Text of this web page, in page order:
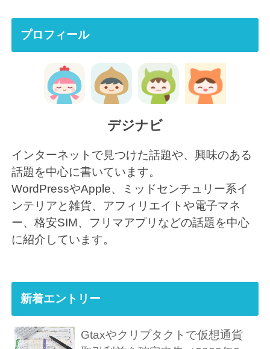
プロフィール
デジナビ
インターネットで見つけた話題や、興味のある
話題を中心に書いています。
WordPressやApple、ミッドセンチュリー系イ
ンテリアと雑貨、アフィリエイトや電子マネ
ー、格安SIM、フリマアプリなどの話題を中心
に紹介しています。
新着エントリー
Gtaxやクリプタクトで仮想通貨